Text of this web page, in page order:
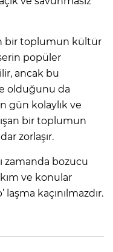
bir toplumun kültür
popüler
ancak bu
olduğunu da
gün kolaylık ve
bir toplumun
zorlaşır.
zamanda bozucu
ve konular
kaçınılmazdır.